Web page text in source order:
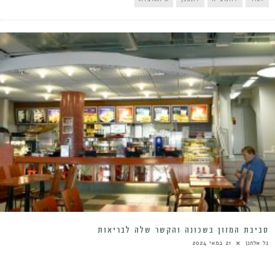
סביבת המזון בשכונה והקשר שלה לבריאות
גל אלחנן 21 במאי 2024